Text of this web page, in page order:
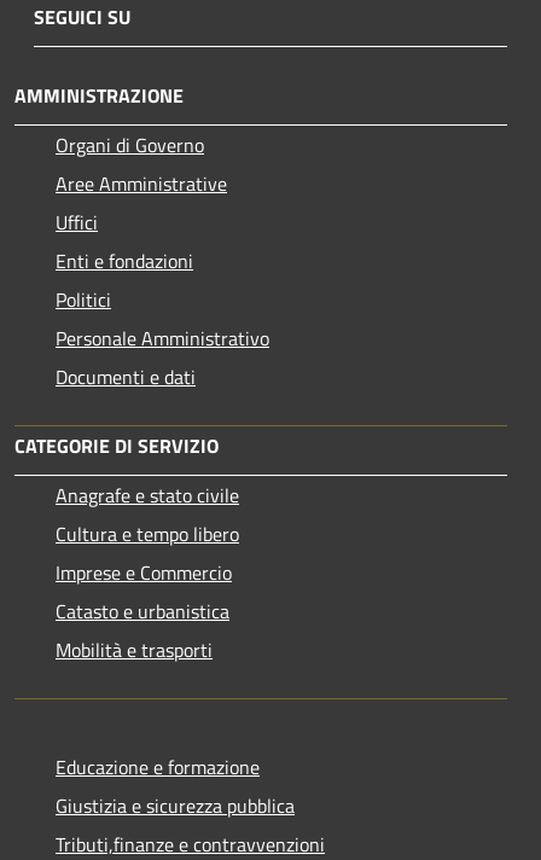
SEGUICI SU
AMMINISTRAZIONE
Organi di Governo
Aree Amministrative
Uffici
Enti e fondazioni
Politici
Personale Amministrativo
Documenti e dati
CATEGORIE DI SERVIZIO
Anagrafe e stato civile
Cultura e tempo libero
Imprese e Commercio
Catasto e urbanistica
Mobilità e trasporti
Educazione e formazione
Giustizia e sicurezza pubblica
Tributi,finanze e contravvenzioni